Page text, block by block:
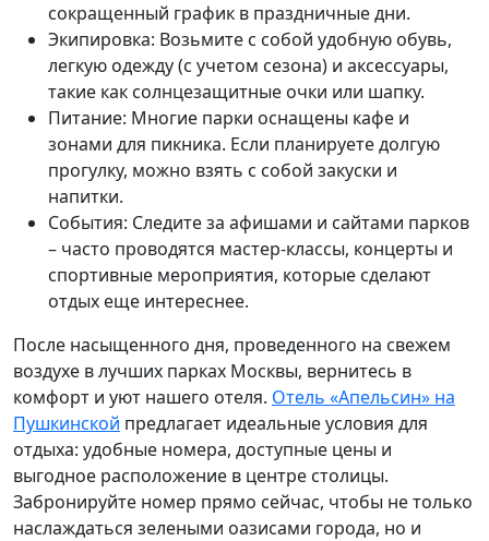
сокращенный график в праздничные дни.
Экипировка: Возьмите с собой удобную обувь,
легкую одежду (с учетом сезона) и аксессуары,
такие как солнцезащитные очки или шапку.
Питание: Многие парки оснащены кафе и
зонами для пикника. Если планируете долгую
прогулку, можно взять с собой закуски и
напитки.
События: Следите за афишами и сайтами парков
– часто проводятся мастер-классы, концерты и
спортивные мероприятия, которые сделают
отдых еще интереснее.
После насыщенного дня, проведенного на свежем
воздухе в лучших парках Москвы, вернитесь в
комфорт и уют нашего отеля. Отель «Апельсин» на
Пушкинской предлагает идеальные условия для
отдыха: удобные номера, доступные цены и
выгодное расположение в центре столицы.
Забронируйте номер прямо сейчас, чтобы не только
наслаждаться зелеными оазисами города, но и